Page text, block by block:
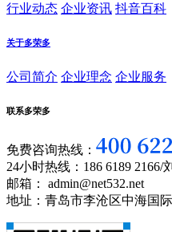
行业动态 企业资讯 抖音百科
关于多荣多
公司简介 企业理念 企业服务
联系多荣多
免费咨询热线：
24小时热线：186 6189 2166/
邮箱： admin@net532.net
地址：青岛市李沧区中海国